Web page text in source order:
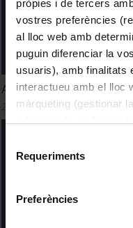
pròpies i de tercers
vostres preferències
al lloc web amb
puguin diferenciar la
usuaris), amb finalitats
interactueu amb el lloc
màrqueting (gestionar
consultar laPolítica de
Requeriments
Preferències
Acogimiento familiar
24 febrer, 2023